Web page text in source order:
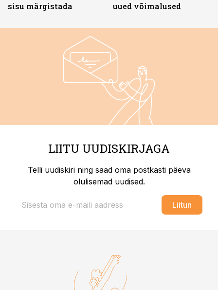
sisu märgistada
uued võimalused
LIITU UUDISKIRJAGA
Telli uudiskiri ning saad oma postkasti päeva
olulisemad uudised.
Liitun